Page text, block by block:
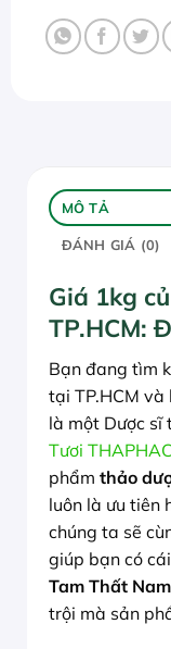
MÔ TẢ
ĐÁNH GIÁ (0)
Giá 1kg
TP.HCM:
Bạn đang tìm
tại TP.HCM
là một Dược sĩ
Tươi
phẩm thảo
luôn là ưu tiên
chúng ta sẽ
giúp bạn có
Tam Thất
trội mà sản